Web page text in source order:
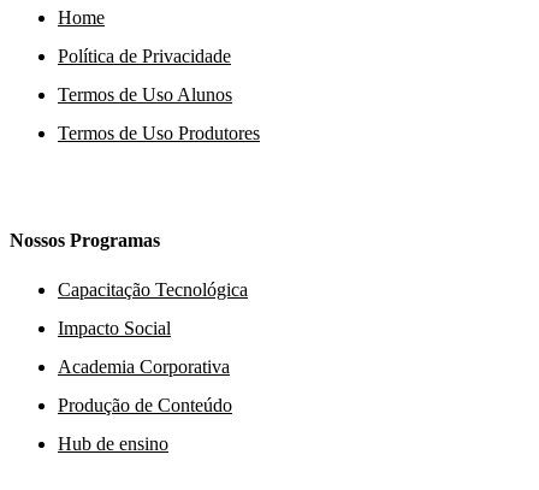
Home
Política de Privacidade
Termos de Uso Alunos
Termos de Uso Produtores
Nossos Programas
Capacitação Tecnológica
Impacto Social
Academia Corporativa
Produção de Conteúdo
Hub de ensino